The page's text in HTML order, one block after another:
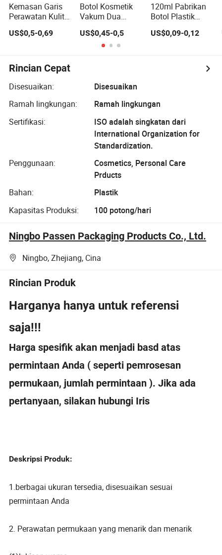
Kemasan Garis
Perawatan Kulit
Kosmetik dan
Losion Plastik
Tanpa Udara
Hijau Matte Isi
Ulang
US$0,5-0,69
Botol Kosmetik
Vakum Dua
Plastik Tanpa
Udara untuk
Produk
US$0,45-0,5
120ml Pabrikan
Botol Plastik
Suplemen Pet
Plastik
US$0,09-0,12
Rincian Cepat
Disesuaikan:
Disesuaikan
Ramah lingkungan:
Ramah lingkungan
Sertifikasi:
ISO adalah singkatan dari
International Organization for
Standardization.
Penggunaan:
Cosmetics, Personal Care
Prducts
Bahan:
Plastik
Kapasitas Produksi:
100 potong/hari
Ningbo Passen Packaging Products Co., Ltd.
Ningbo, Zhejiang, Cina
Rincian Produk
Harganya hanya untuk referensi
saja!!!
Harga spesifik akan menjadi basd atas
permintaan Anda ( seperti pemrosesan
permukaan, jumlah permintaan ). Jika ada
pertanyaan, silakan hubungi Iris
Deskripsi Produk:
1.berbagai ukuran tersedia, disesuaikan sesuai
permintaan Anda
2. Perawatan permukaan yang menarik dan menarik